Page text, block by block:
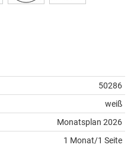
50286
weiß
Monatsplan 2026
1 Monat/1 Seite